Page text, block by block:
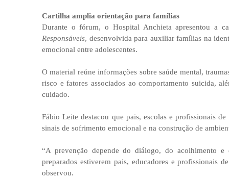
Cartilha amplia orientação para famílias
Durante o fórum, o Hospital Anchieta apresentou a
Responsáveis, desenvolvida para auxiliar famílias na
emocional entre adolescentes.
O material reúne informações sobre saúde mental,
risco e fatores associados ao comportamento suicida,
cuidado.
Fábio Leite destacou que pais, escolas e profissionais
sinais de sofrimento emocional e na construção de
“A prevenção depende do diálogo, do acolhimento e
preparados estiverem pais, educadores e profissionais
observou.